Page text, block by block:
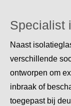
Specialist
Naast
verschillende
ontworpen om
inbraak of
toegepast bij